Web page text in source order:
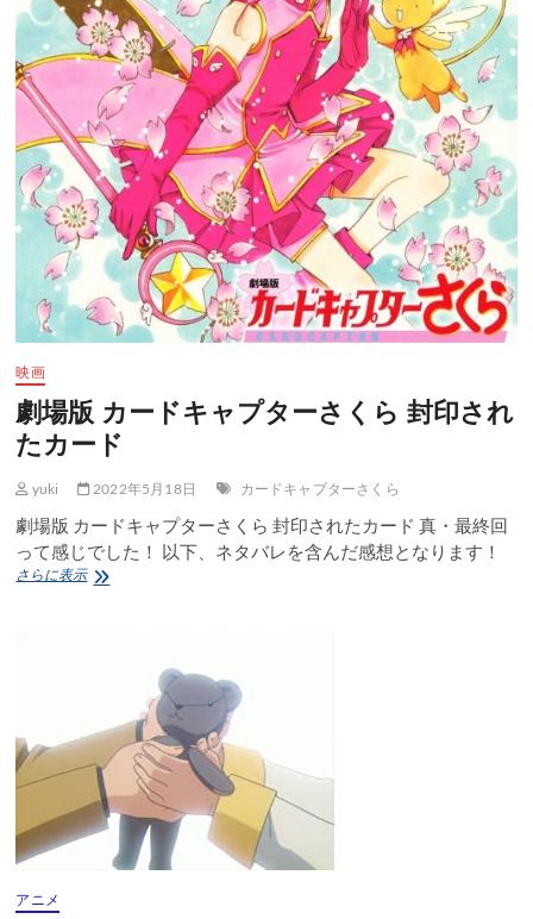
映画
劇場版 カードキャプターさくら 封印され
たカード
yuki 2022年5月18日 カードキャプターさくら
劇場版 カードキャプターさくら 封印されたカード 真・最終回
って感じでした！ 以下、ネタバレを含んだ感想となります！
さらに表示劇
プ
タ
ー
さ
く
アニメ